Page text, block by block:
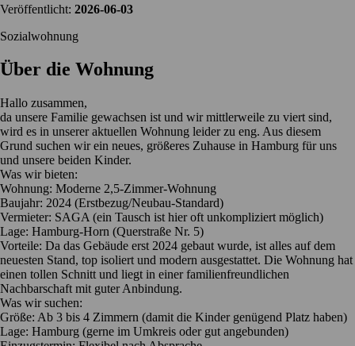
Veröffentlicht: 2026-06-03
Sozialwohnung
Über die Wohnung
​Hallo zusammen,
​da unsere Familie gewachsen ist und wir mittlerweile zu viert sind,
wird es in unserer aktuellen Wohnung leider zu eng. Aus diesem
Grund suchen wir ein neues, größeres Zuhause in Hamburg für uns
und unsere beiden Kinder.
​Was wir bieten:
​Wohnung: Moderne 2,5-Zimmer-Wohnung
​Baujahr: 2024 (Erstbezug/Neubau-Standard)
​Vermieter: SAGA (ein Tausch ist hier oft unkompliziert möglich)
​Lage: Hamburg-Horn (Querstraße Nr. 5)
​Vorteile: Da das Gebäude erst 2024 gebaut wurde, ist alles auf dem
neuesten Stand, top isoliert und modern ausgestattet. Die Wohnung hat
einen tollen Schnitt und liegt in einer familienfreundlichen
Nachbarschaft mit guter Anbindung.
​Was wir suchen:
​Größe: Ab 3 bis 4 Zimmern (damit die Kinder genügend Platz haben)
​Lage: Hamburg (gerne im Umkreis oder gut angebunden)